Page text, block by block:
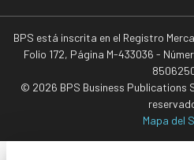
BPS está inscrita en el Registro
Folio 172, Página M-433036 -
© 2026 BPS Business Publications
Mapa del